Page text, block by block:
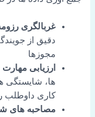
غربالگری
دقیق از
مجوزها
ارزیابی مهارت
ها، شایستگی
کاری داوطلب
مصاحبه های